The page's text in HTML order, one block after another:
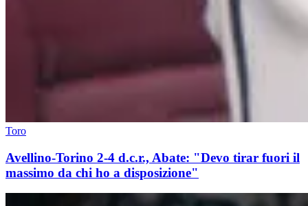
Toro
Avellino-Torino 2-4 d.c.r., Abate: "Devo tirar fuori il
massimo da chi ho a disposizione"